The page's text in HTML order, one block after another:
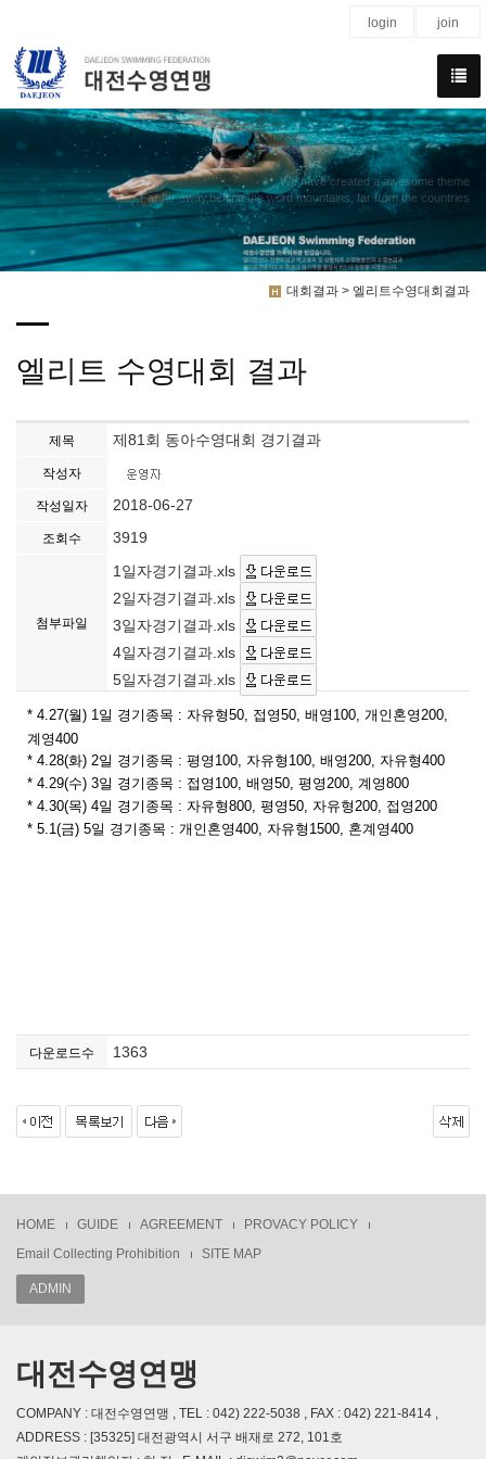
login join
We have created a awesome theme
Far far away,behind the word mountains, far from the countries
대회결과 > 엘리트수영대회결과
엘리트 수영대회 결과
제목 제81회 동아수영대회 경기결과
작성자
작성일자 2018-06-27
조회수 3919
첨부파일
1일자경기결과.xls
2일자경기결과.xls
3일자경기결과.xls
4일자경기결과.xls
5일자경기결과.xls
* 4.27(월) 1일 경기종목 : 자유형50, 접영50, 배영100, 개인혼영200,
계영400
* 4.28(화) 2일 경기종목 : 평영100, 자유형100, 배영200, 자유형400
* 4.29(수) 3일 경기종목 : 접영100, 배영50, 평영200, 계영800
* 4.30(목) 4일 경기종목 : 자유형800, 평영50, 자유형200, 접영200
* 5.1(금) 5일 경기종목 : 개인혼영400, 자유형1500, 혼계영400
다운로드수 1363
HOME GUIDE AGREEMENT
PROVACY POLICY
Email Collecting Prohibition
SITE MAP
ADMIN
대전수영연맹
COMPANY : 대전수영연맹 , TEL : 042) 222-5038 , FAX : 042) 221-8414 ,
ADDRESS : [35325] 대전광역시 서구 배재로 272, 101호